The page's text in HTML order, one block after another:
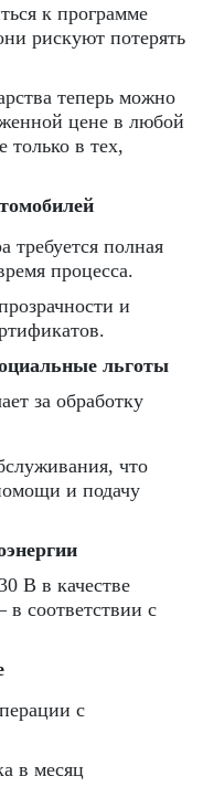
к программе
рискуют потерять
теперь можно
цене в любой
только в тех,
требуется полная
процесса.
и
льготы
за обработку
что
и подачу
В в качестве
соответствии с
с
в месяц